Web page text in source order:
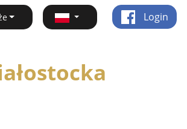
Login